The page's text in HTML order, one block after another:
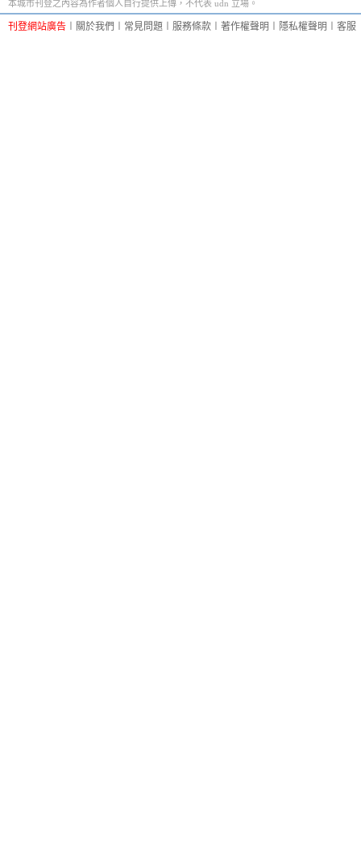
本城市刊登之內容為作者個人自行提供上傳，不代表 udn 立場。
刊登網站廣告 關於我們 常見問題 服務條款 著作權聲明 隱私權聲明 客服